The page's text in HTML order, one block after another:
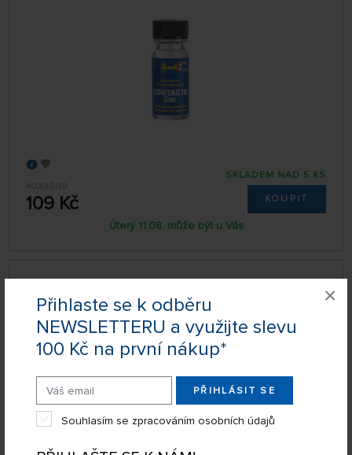
Přihlaste se k odběru
NEWSLETTERU a využijte slevu
100 Kč na první nákup*
PŘIHLÁSIT SE
Souhlasím se zpracováním osobních údajů
×
4039609
109 Kč
SKLADEM NAD 5 KS
KOUPIT
Úterý 11.08. může být u Vás
Liquid (18 g)